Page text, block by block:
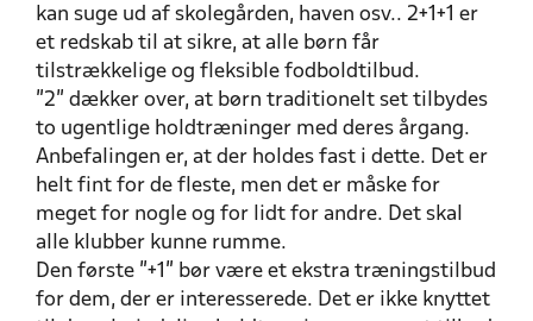
kan suge ud af skolegården, haven osv.. 2+1+1 er
et redskab til at sikre, at alle børn får
tilstrækkelige og fleksible fodboldtilbud.
”2” dækker over, at børn traditionelt set tilbydes
to ugentlige holdtræninger med deres årgang.
Anbefalingen er, at der holdes fast i dette. Det er
helt fint for de fleste, men det er måske for
meget for nogle og for lidt for andre. Det skal
alle klubber kunne rumme.
Den første ”+1” bør være et ekstra træningstilbud
for dem, der er interesserede. Det er ikke knyttet